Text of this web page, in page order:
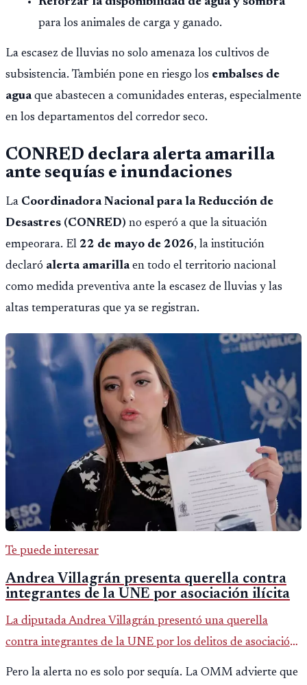
para los animales de carga y ganado.
La escasez de lluvias no solo amenaza los cultivos de
subsistencia. También pone en riesgo los embalses de
aguaque abastecen a comunidades enteras, especialmente
en los departamentos del corredor seco.
CONRED declara alerta amarilla
ante sequías e inundaciones
La Coordinadora Nacional para la Reducción de
Desastres (CONRED) no esperó a que la situación
empeorara. El 22 de mayo de 2026, la institución
declaró alerta amarillaen todo el territorio nacional
como medida preventiva ante la escasez de lluvias y las
altas temperaturas que ya se registran.
Te puede interesar
Andrea Villagrán presenta querella contra
integrantes de la UNE por asociación ilícita
La diputada Andrea Villagrán presentó una querella
contra integrantes de la UNE por los delitos de asociación
ilícita, terrorismo y sedición.
Pero la alerta no es solo por sequía. La OMM advierte que